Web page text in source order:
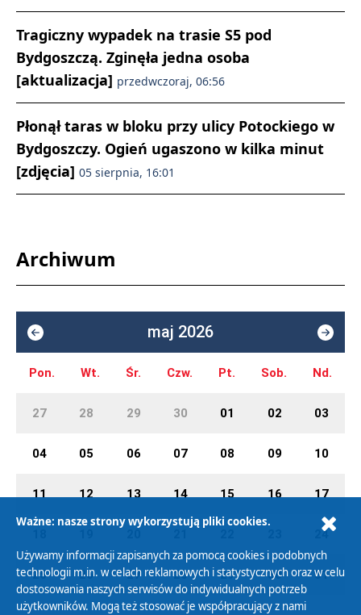
Tragiczny wypadek na trasie S5 pod
Bydgoszczą. Zginęła jedna osoba
[aktualizacja] przedwczoraj, 06:56
Płonął taras w bloku przy ulicy Potockiego w
Bydgoszczy. Ogień ugaszono w kilka minut
[zdjęcia] 05 sierpnia, 16:01
Archiwum
maj 2026
Pon. Wt. Śr. Czw. Pt. Sob. Nd.
27 28 29 30 01 02 03
04 05 06 07 08 09 10
11 12 13 14 15 16 17
24
25 26 27 28 29 30 31
Ważne: nasze strony wykorzystują pliki cookies.
Używamy informacji zapisanych za pomocą cookies i podobnych
technologii m.in. w celach reklamowych i statystycznych oraz w celu
dostosowania naszych serwisów do indywidualnych potrzeb
użytkowników. Mogą też stosować je współpracujący z nami